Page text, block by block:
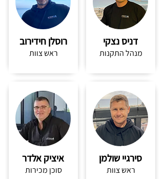
דניס נצקי
מנהל התקנות
סירגיי שולמן
ראש צוות
רוסלן חידירוב
ראש צוות
איציק אלדר
סוכן מכירות